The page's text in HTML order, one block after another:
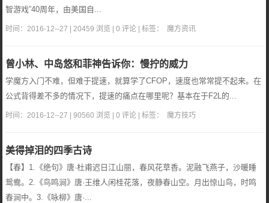
智游戏”40周年，由美国自...
时间：2016-12--27 | 20459 浏览 | 0 评论 | 标签： 魔方资讯
曾小林、中岛悠和菲神告诉你：慢拧的威力
学魔方入门不难，但难于提速，就算学了CFOP，速度也常常提不起来。在
公式背得差不多的情况下，提速的痛点在哪里呢？基本在于F2L的...
时间：2016-12--27 | 90560 浏览 | 0 评论 | 标签： 魔方技巧
美得掉泪的四季古诗
【春】1.《绝句》唐·杜甫迟日江山丽，春风花草香。泥融飞燕子，沙暖睡
鸳鸯。2.《鸟鸣涧》唐·王维人闲桂花落，夜静春山空。月出惊山鸟，时鸣
春涧中。3.《咏柳》唐·...